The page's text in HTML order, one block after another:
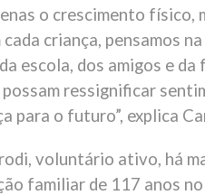
o crescimento físico,
cada criança, pensamos
escola, dos amigos e da
ressignificar
para o futuro”, explica
voluntário ativo, há
familiar de 117 anos